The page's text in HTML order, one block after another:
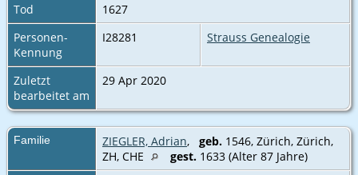
Tod
1627
Personen-
Kennung
I28281 Strauss Genealogie
Zuletzt
bearbeitet am
29 Apr 2020
Familie ZIEGLER, Adrian, geb. 1546, Zürich, Zürich,
ZH, CHE‎
gest. 1633 (Alter 87 Jahre)